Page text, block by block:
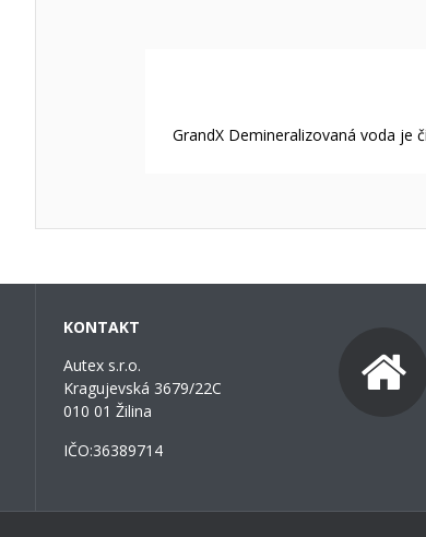
GrandX Demineralizovaná voda je
KONTAKT
Autex s.r.o.
Kragujevská 3679/22C
010 01 Žilina
IČO:36389714